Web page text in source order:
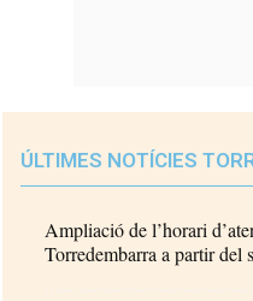
ÚLTIMES NOTÍCIES
Ampliació de l’horari
Torredembarra a partir del